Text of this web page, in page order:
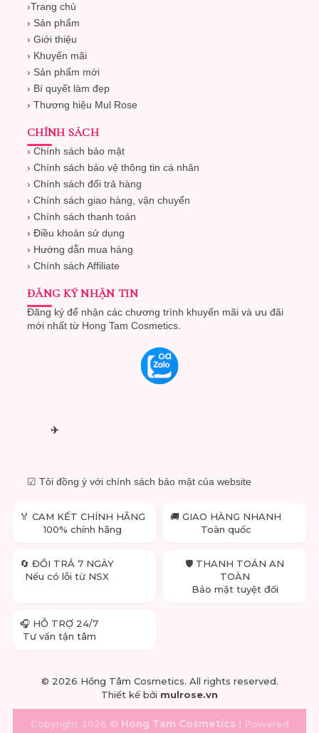
›Trang chủ
› Sản phẩm
› Giới thiệu
› Khuyến mãi
› Sản phẩm mới
› Bí quyết làm đẹp
› Thương hiệu Mul Rose
CHÍNH SÁCH
› Chính sách bảo mật
› Chính sách bảo vệ thông tin cá nhân
› Chính sách đổi trả hàng
› Chính sách giao hàng, vận chuyển
› Chính sách thanh toán
› Điều khoản sử dụng
› Hướng dẫn mua hàng
› Chính sách Affiliate
ĐĂNG KÝ NHẬN TIN
Đăng ký để nhận các chương trình khuyến mãi và ưu đãi
mới nhất từ Hong Tam Cosmetics.
✈
☑ Tôi đồng ý với chính sách bảo mật của website
🏅 CAM KẾT CHÍNH HÃNG
100% chính hãng
🚚 GIAO HÀNG NHANH
Toàn quốc
🔄 ĐỔI TRẢ 7 NGÀY
Nếu có lỗi từ NSX
🛡 THANH TOÁN AN
TOÀN
Bảo mật tuyệt đối
🎧 HỖ TRỢ 24/7
Tư vấn tận tâm
© 2026 Hồng Tâm Cosmetics. All rights reserved.
Thiết kế bởi mulrose.vn
Copyright 2026 © Hong Tam Cosmetics | Powered